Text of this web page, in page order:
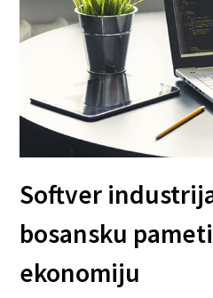
Softver
bosansku
ekonomiju